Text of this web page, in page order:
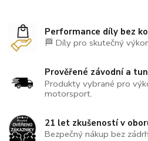
Performance díly bez
🏁 Díly pro skutečný
Prověřené závodní a
Produkty vybrané pro
motorsport.
21 let zkušeností v
Bezpečný nákup bez